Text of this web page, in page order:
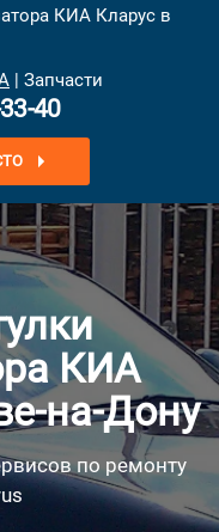
КИА Кларус в
| Запчасти
40
КИА
на-Дону
по ремонту